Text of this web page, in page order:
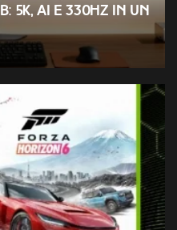
5K, AI e 330Hz in un